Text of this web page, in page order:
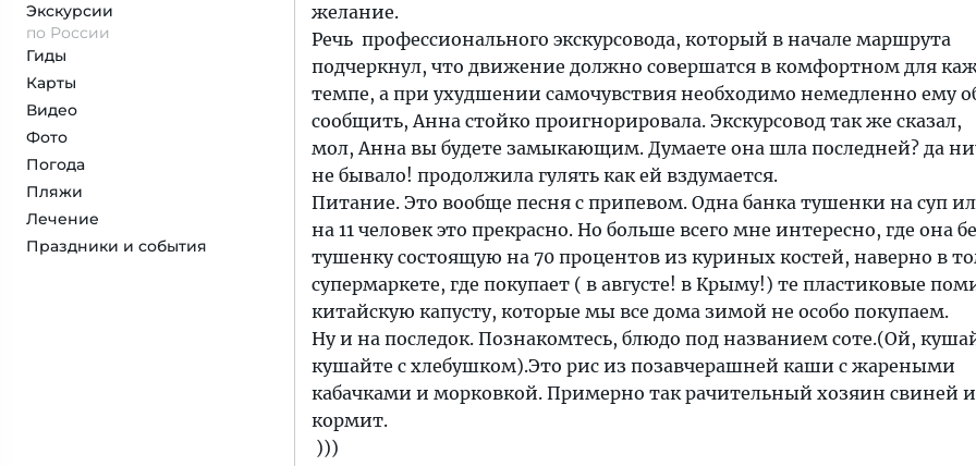
Экскурсии
по России
Гиды
Карты
Видео
Фото
Погода
Пляжи
Лечение
Праздники и события
желание.
Речь профессионального экскурсовода, который в начале маршрута
подчеркнул, что движение должно совершатся в комфортном для
темпе, а при ухудшении самочувствия необходимо немедленно ему
сообщить, Анна стойко проигнорировала. Экскурсовод так же сказал,
мол, Анна вы будете замыкающим. Думаете она шла последней? да
не бывало! продолжила гулять как ей вздумается.
Питание. Это вообще песня с припевом. Одна банка тушенки на суп
на 11 человек это прекрасно. Но больше всего мне интересно, где она
тушенку состоящую на 70 процентов из куриных костей, наверно в
супермаркете, где покупает ( в августе! в Крыму!) те пластиковые
китайскую капусту, которые мы все дома зимой не особо покупаем.
Ну и на последок. Познакомтесь, блюдо под названием соте.(Ой,
кушайте с хлебушком).Это рис из позавчерашней каши с жареными
кабачками и морковкой. Примерно так рачительный хозяин свиней и
кормит.
)))